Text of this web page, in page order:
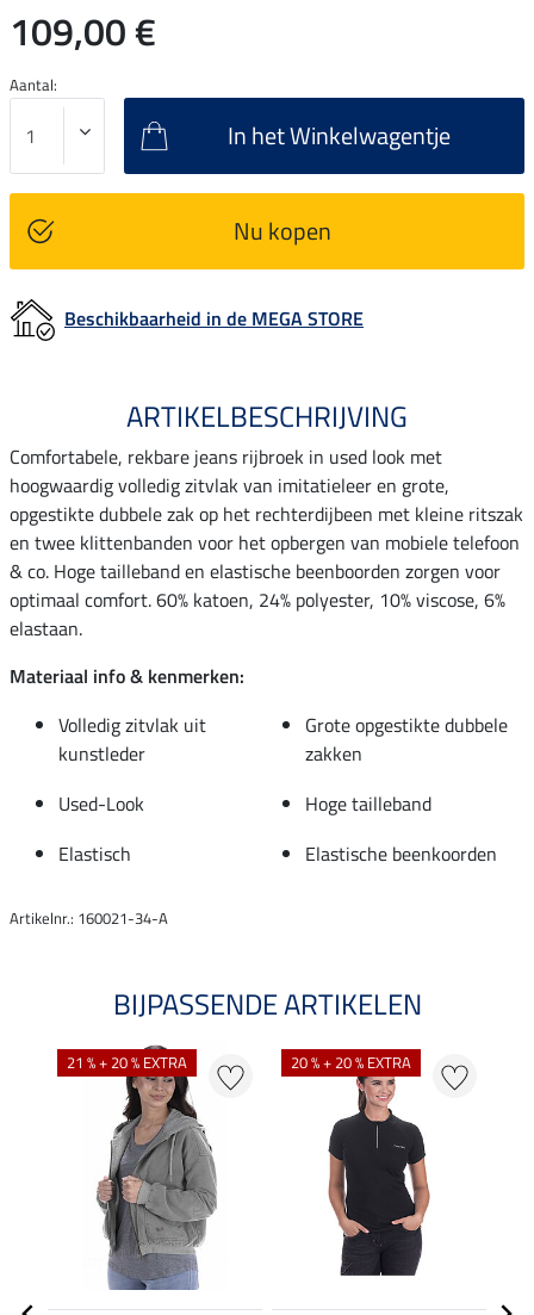
109,00 €
Aantal:
In het Winkelwagentje
Nu kopen
Beschikbaarheid in de MEGA STORE
ARTIKELBESCHRIJVING
Comfortabele, rekbare jeans rijbroek in used look met
hoogwaardig volledig zitvlak van imitatieleer en grote,
opgestikte dubbele zak op het rechterdijbeen met kleine ritszak
en twee klittenbanden voor het opbergen van mobiele telefoon
& co. Hoge tailleband en elastische beenboorden zorgen voor
optimaal comfort. 60% katoen, 24% polyester, 10% viscose, 6%
elastaan.
Materiaal info & kenmerken:
Volledig zitvlak uit
kunstleder
Grote opgestikte dubbele
zakken
Used-Look
Hoge tailleband
Elastisch
Elastische beenkoorden
Artikelnr.: 160021-34-A
BIJPASSENDE ARTIKELEN
21 % + 20 % EXTRA 20 % + 20 % EXTRA